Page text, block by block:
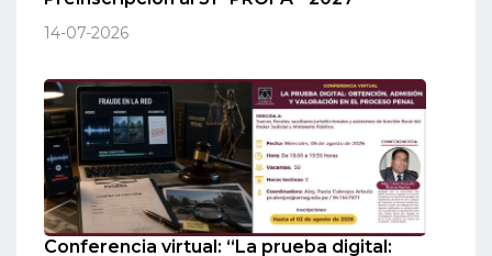
14-07-2026
Conferencia virtual: “La prueba digital: